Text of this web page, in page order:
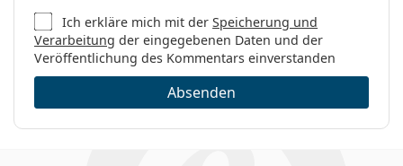
Ich erkläre mich mit derSpeicherung und
Verarbeitung der eingegebenen Daten und der
Veröffentlichung des Kommentars einverstanden
Absenden